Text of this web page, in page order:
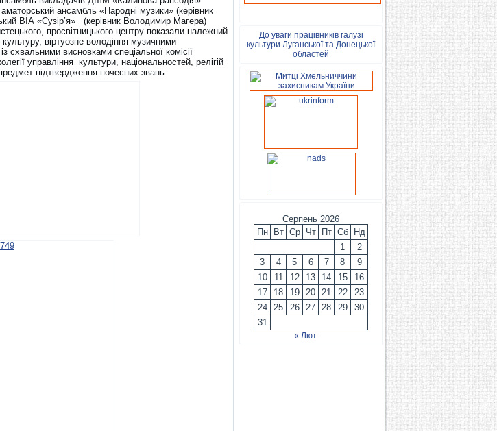
ансамбль «Народні музики» (керівник
ВІА «Сузір’я» (керівник Володимир Магера)
просвітницького центру показали належний
віртуозне володіння музичними
схвальними висновками спеціальної комісії
управління культури, національностей, релігій
підтвердження почесних звань.
До уваги працівників галузі
культури Луганської та Донецької
областей
Серпень 2026
Пн
Вт Ср Чт Пт Сб
Нд
1
2
3
4 5 6 7 8
9
10
11 12 13 14 15
16
17
18 19 20 21 22
23
24
25 26 27 28 29
30
31
« Лют